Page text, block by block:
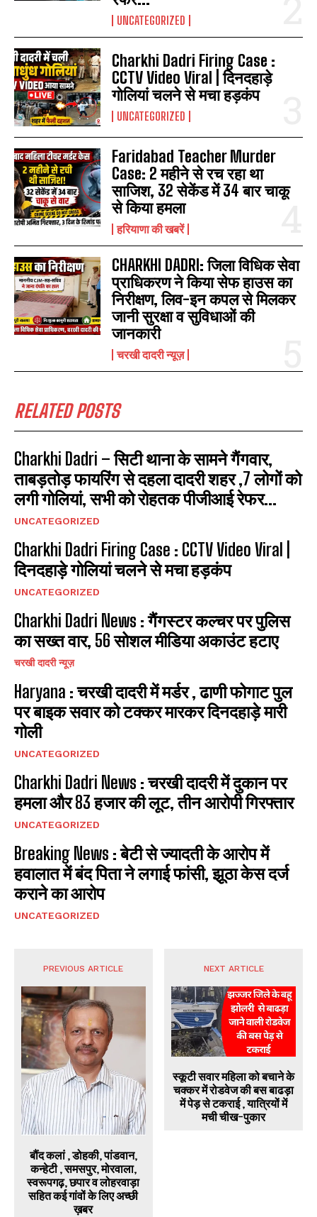
UNCATEGORIZED
Charkhi Dadri Firing Case :
CCTV Video Viral | दिनदहाड़े
गोलियां चलने से मचा हड़कंप
UNCATEGORIZED
Faridabad Teacher Murder
Case: 2 महीने से रच रहा था
साजिश, 32 सेकेंड में 34 बार चाकू
से किया हमला
हरियाणा की खबरें
CHARKHI DADRI: जिला विधिक सेवा
प्राधिकरण ने किया सेफ हाउस का
निरीक्षण, लिव-इन कपल से मिलकर
जानी सुरक्षा व सुविधाओं की
जानकारी
चरखी दादरी न्यूज़
RELATED POSTS
Charkhi Dadri – सिटी थाना के सामने गैंगवार,
ताबड़तोड़ फायरिंग से दहला दादरी शहर ,7 लोगों को
लगी गोलियां, सभी को रोहतक पीजीआई रेफर...
UNCATEGORIZED
Charkhi Dadri Firing Case : CCTV Video Viral |
दिनदहाड़े गोलियां चलने से मचा हड़कंप
UNCATEGORIZED
Charkhi Dadri News : गैंगस्टर कल्चर पर पुलिस
का सख्त वार, 56 सोशल मीडिया अकाउंट हटाए
चरखी दादरी न्यूज़
Haryana : चरखी दादरी में मर्डर , ढाणी फोगाट पुल
पर बाइक सवार को टक्कर मारकर दिनदहाड़े मारी
गोली
UNCATEGORIZED
Charkhi Dadri News : चरखी दादरी में दुकान पर
हमला और 83 हजार की लूट, तीन आरोपी गिरफ्तार
UNCATEGORIZED
Breaking News : बेटी से ज्यादती के आरोप में
हवालात में बंद पिता ने लगाई फांसी, झूठा केस दर्ज
कराने का आरोप
UNCATEGORIZED
PREVIOUS ARTICLE
बौंद कलां , डोहकी, पांडवान,
कन्हेटी , समसपुर, मोरवाला,
स्वरूपगढ़, छपार व लोहरवाड़ा
सहित कई गांवों के लिए अच्छी
ख़बर
NEXT ARTICLE
स्कूटी सवार महिला को बचाने के
चक्कर में रोडवेज की बस बाढड़ा
में पेड़ से टकराई , यात्रियों में
मची चीख-पुकार